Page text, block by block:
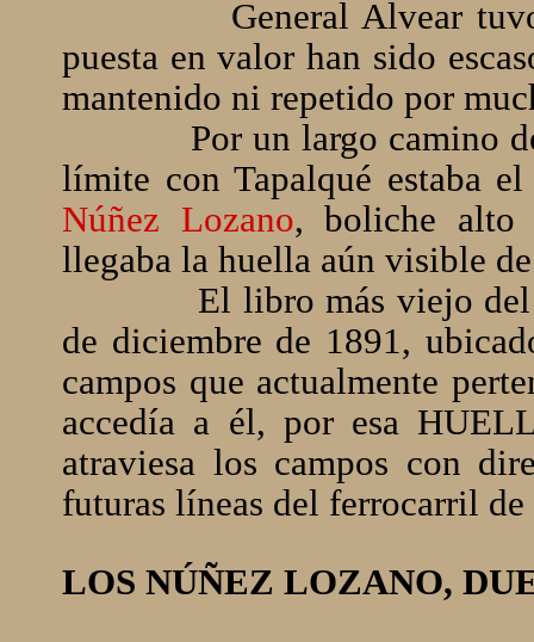
General Alvear
puesta en valor han sido
mantenido ni repetido por
Por un largo camino
límite con Tapalqué estaba
Núñez Lozano, boliche alto
llegaba la huella aún visible
El libro más viejo del
de diciembre de 1891,
campos que actualmente
accedía a él, por esa
atraviesa los campos con
futuras líneas del ferrocarril de
LOS NÚÑEZ LOZANO,